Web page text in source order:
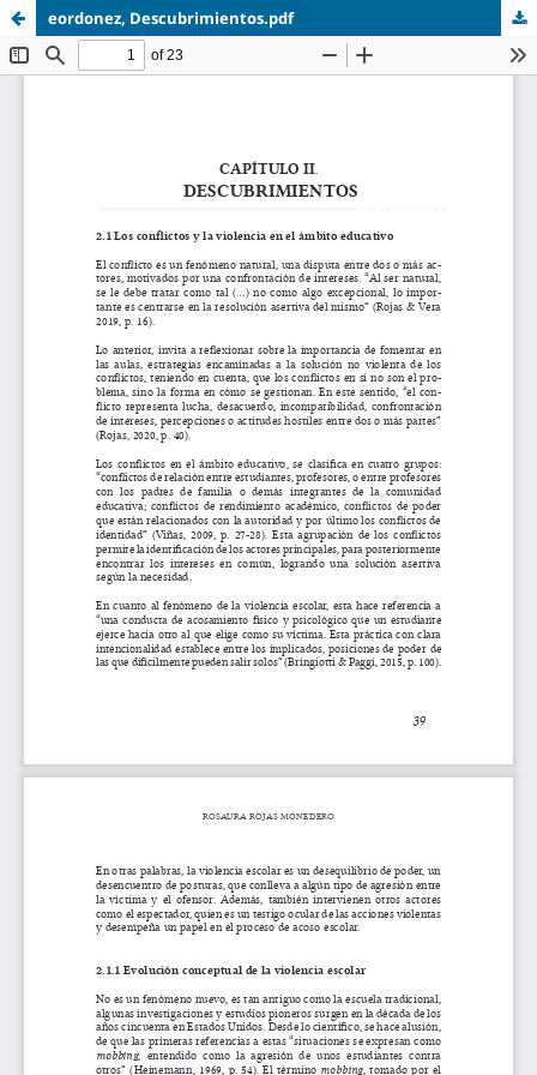
eordonez, Descubrimientos.pdf